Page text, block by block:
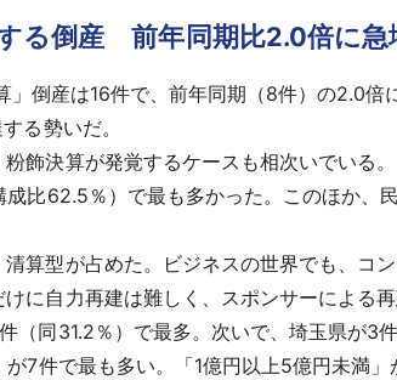
する倒産 前年同期比2.0倍に急
倒産は16件で、前年同期（8件）の2.0倍
る勢いだ。
飾決算が発覚するケースも相次いでいる。
比62.5％）で最も多かった。このほか
清算型が占めた。ビジネスの世界でも、
に自力再建は難しく、スポンサーによる再
（同31.2％）で最多。次いで、埼玉県が3
7件で最も多い。「1億円以上5億円未満